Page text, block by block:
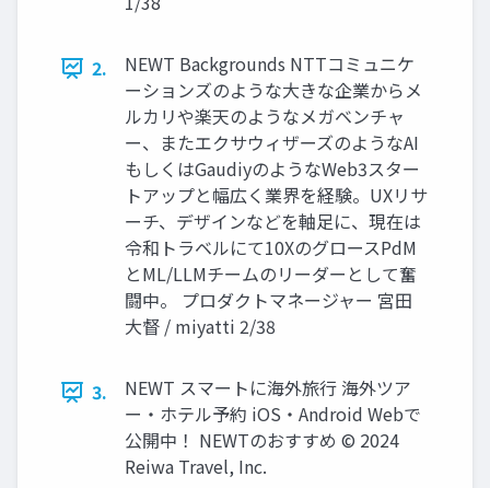
2.
NEWT Backgrounds NTTコミュニケ
ーションズのような大きな企業からメ
ルカリや楽天のようなメガベンチャ
ー、またエクサウィザーズのようなAI
もしくはGaudiyのようなWeb3スター
トアップと幅広く業界を経験。UXリサ
ーチ、デザインなどを軸足に、現在は
令和トラベルにて10XのグロースPdM
とML/LLMチームのリーダーとして奮
闘中。 プロダクトマネージャー 宮田
大督 / miyatti 2/38
3.
NEWT スマートに海外旅行 海外ツア
ー・ホテル予約 iOS・Android Webで
公開中！ NEWTのおすすめ © 2024
Reiwa Travel, Inc.